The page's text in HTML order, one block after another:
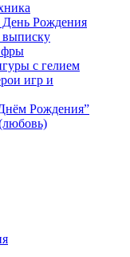
Рождения
с гелием
игр и
Рождения”